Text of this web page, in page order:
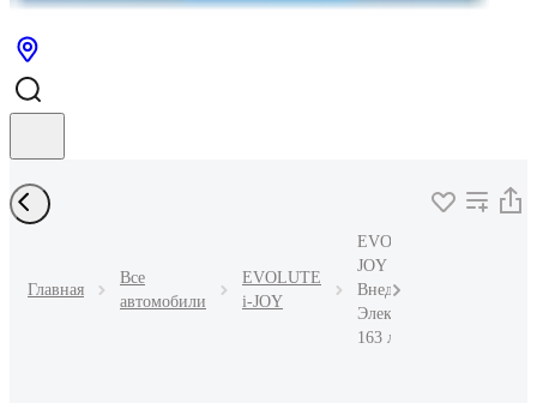
Главная
Все
автомобили
EVOLUTE
i-JOY
EVOLUTE i-
JOY Сити+
Внедорожник
Электричество
163 л.с. АКПП